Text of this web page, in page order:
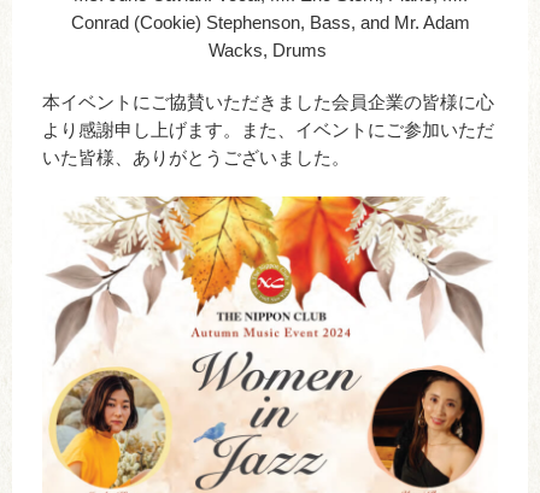
Conrad (Cookie) Stephenson, Bass, and Mr. Adam
Wacks, Drums
本イベントにご協賛いただきました会員企業の皆様に心
より感謝申し上げます。また、イベントにご参加いただ
いた皆様、ありがとうございました。